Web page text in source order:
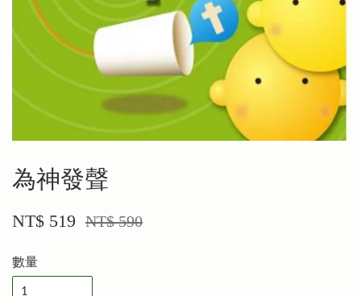
為神發聲
NT$ 519 NT$ 590
數量